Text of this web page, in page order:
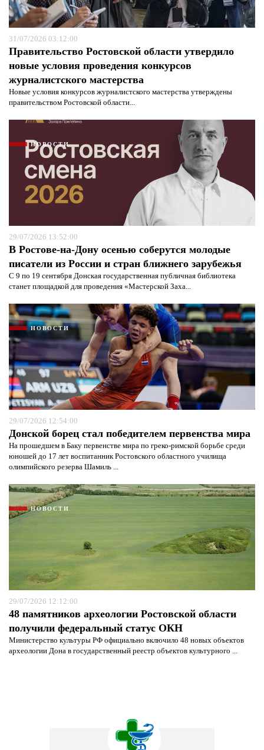
31/07/2026 03:12:00
Правительство Ростовской области утвердило
новые условия проведения конкурсов
журналистского мастерства
Новые условия конкурсов журналистского мастерства утверждены
правительством Ростовской области...
НОВОСТИ
29/07/2026 13:52:00
В Ростове-на-Дону осенью соберутся молодые
писатели из России и стран ближнего зарубежья
С 9 по 19 сентября Донская государственная публичная библиотека
станет площадкой для проведения «Мастерской Заха...
НОВОСТИ
29/07/2026 12:54:00
Донской борец стал победителем первенства мира
На прошедшем в Баку первенстве мира по греко-римской борьбе среди
юношей до 17 лет воспитанник Ростовского областного училища
олимпийского резерва Шамиль ...
НОВОСТИ
29/07/2026 12:12:00
48 памятников археологии Ростовской области
получили федеральный статус ОКН
Министерство культуры РФ официально включило 48 новых объектов
археологии Дона в государственный реестр объектов культурного ...
Я согласен сполитикой конфиденциальности и
защиты информации*
Я согласен с политикой конфиденциальности и
защиты информации*